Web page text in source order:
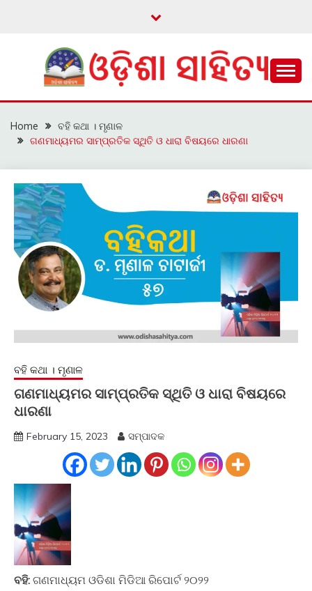
ଓଡ଼ିଶା ସାହିତ୍ୟ
Home
ବହି କଥା । ମୃଣାଳ
ଗଣମାଧ୍ୟମର ସାମ୍ପ୍ରତିକ ସ୍ଥିତି ଓ ଧାରା ବିଷୟରେ ଧାରଣା
ବହି କଥା । ମୃଣାଳ
ଗଣମାଧ୍ୟମର ସାମ୍ପ୍ରତିକ ସ୍ଥିତି ଓ ଧାରା ବିଷୟରେ
ଧାରଣା
February 15, 2023 ସମ୍ପାଦକ
ବହି: ଗଣମାଧ୍ୟମ ଓଡିଶା ମିଡିଆ ରିପୋର୍ଟ ୨୦୨୨